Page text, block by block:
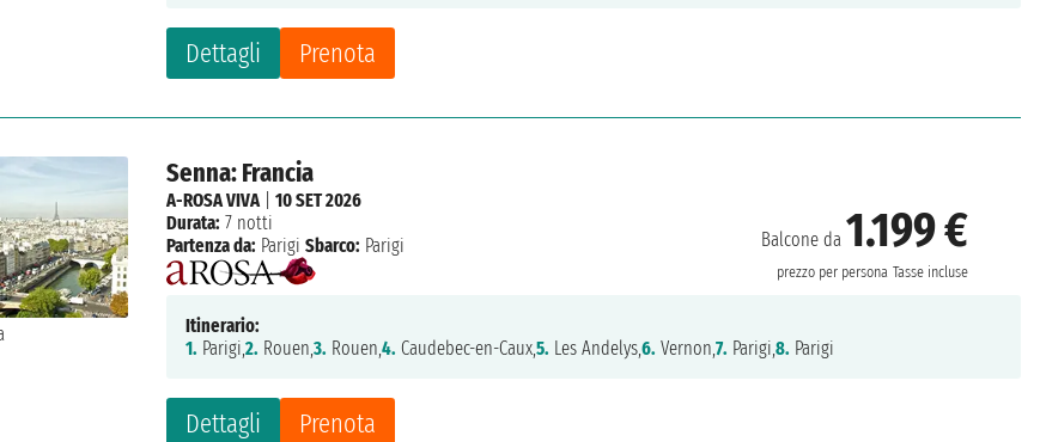
Dettagli Prenota
Senna: Francia
Balcone da 1.199 €
prezzo per persona Tasse incluse
Dettagli Prenota
A-ROSA VIVA|10 SET 2026
Durata: 7 notti
Partenza da: Parigi Sbarco: Parigi
Itinerario:
1. Parigi,2. Rouen,3. Rouen,4. Caudebec-en-Caux,5. Les Andelys,6. Vernon,7. Parigi,8. Parigi